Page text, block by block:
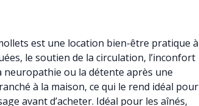
est une location bien-être pratique à
le soutien de la circulation, l’inconfort
neuropathie ou la détente après une
à la maison, ce qui le rend idéal pour
avant d’acheter. Idéal pour les aînés,